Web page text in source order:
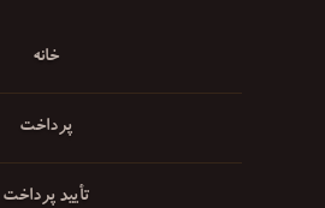
خانه
پرداخت
تأیید پرداخت